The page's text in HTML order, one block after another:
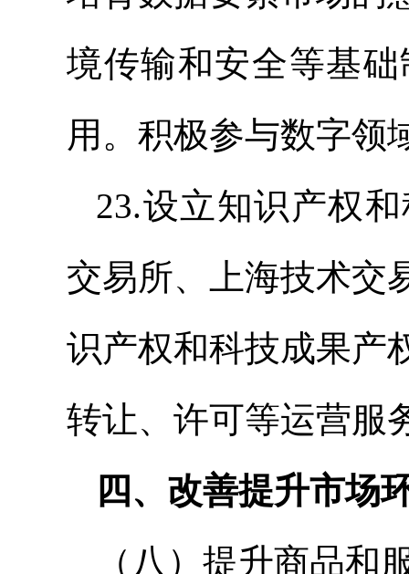
境传输和安全等基
用。积极参与数字领
23.设立知识产权
交易所、上海技术交
识产权和科技成果产
转让、许可等运营服
四、改善提升市场
（八）提升商品和